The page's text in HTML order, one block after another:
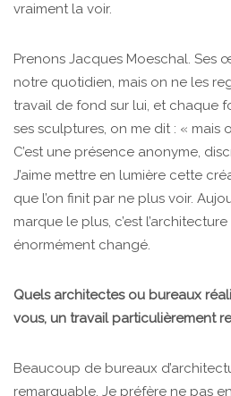
vraiment la voir.
Prenons Jacques Moeschal. Ses
notre quotidien, mais on ne les
travail de fond sur lui, et chaque
ses sculptures, on me dit : « mais
C’est une présence anonyme,
J’aime mettre en lumière cette
que l’on finit par ne plus voir.
marque le plus, c’est
énormément changé.
Quels architectes ou bureaux
vous, un travail particulièrement
Beaucoup de bureaux
remarquable. Je préfère ne pas